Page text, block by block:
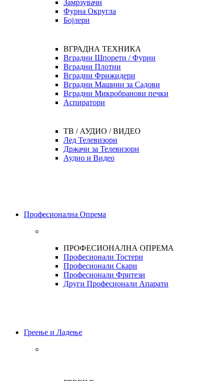
Замрзувачи
Фурна Округла
Бојлери
ВГРАДНА ТЕХНИКА
Вградни Шпорети / Фурни
Вградни Плотни
Вградни Фрижидери
Вградни Машини за Садови
Вградни Микробранови печки
Аспиратори
ТВ / АУДИО / ВИДЕО
Лед Телевизори
Држачи за Телевизори
Аудио и Видео
Професионална Опрема
ПРОФЕСИОНАЛНА ОПРЕМА
Професионали Тостери
Професионали Скари
Професионали Фритези
Други Професионали Апарати
Греење и Ладење